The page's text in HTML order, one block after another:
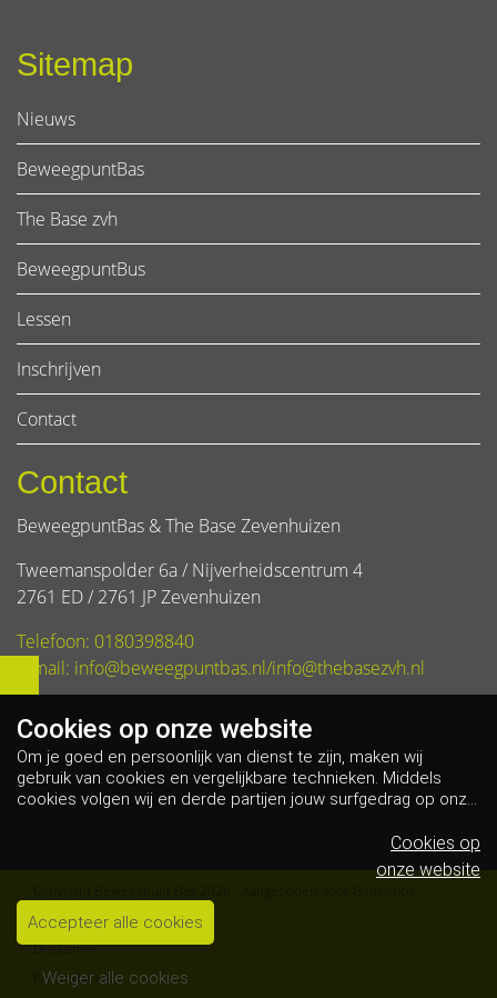
Sitemap
Nieuws
BeweegpuntBas
The Base zvh
BeweegpuntBus
Lessen
Inschrijven
Contact
Contact
BeweegpuntBas & The Base Zevenhuizen
Tweemanspolder 6a / Nijverheidscentrum 4
2761 ED / 2761 JP Zevenhuizen
Telefoon: 0180398840
E-mail: info@beweegpuntbas.nl/info@thebasezvh.nl
Algemene voorwaarden
Disclaimer
Privacybeleid
Cookies op onze website
Om je goed en persoonlijk van dienst te zijn, maken wij
gebruik van cookies en vergelijkbare technieken. Middels
cookies volgen wij en derde partijen jouw surfgedrag op onze
en dit maakt het voor jou mogelijk om informatie te delen via
Cookies op
onze website
Accepteer alle cookies
Weiger alle cookies